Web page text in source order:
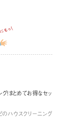
！まとめてお得なセッ
ハウスクリーニング